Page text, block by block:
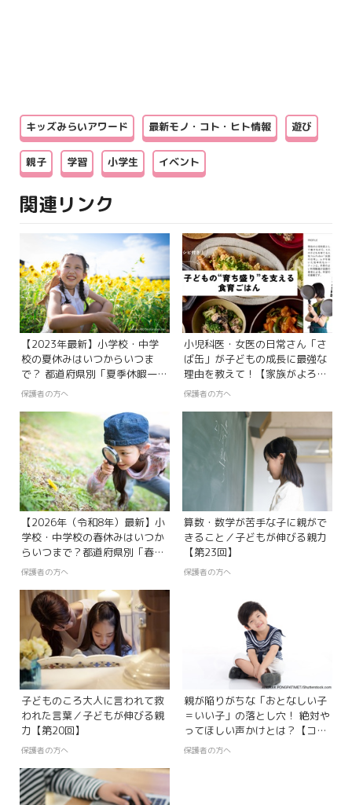
キッズみらいアワード 最新モノ・コト・ヒト情報 遊び
親子 学習 小学生 イベント
関連リンク
【2023年最新】小学校・中学
校の夏休みはいつからいつま
で？ 都道府県別「夏季休暇一
覧」
保護者の方へ
小児科医・女医の日常さん「さ
ば缶」が子どもの成長に最強な
理由を教えて！【家族がよろこ
ぶレシピ付き】
保護者の方へ
【2026年（令和8年）最新】小
学校・中学校の春休みはいつか
らいつまで？都道府県別「春季
休暇一覧」
保護者の方へ
算数・数学が苦手な子に親がで
きること／子どもが伸びる親力
【第23回】
保護者の方へ
子どものころ大人に言われて救
われた言葉／子どもが伸びる親
力【第20回】
保護者の方へ
親が陥りがちな「おとなしい子
＝いい子」の落とし穴！ 絶対や
ってほしい声かけとは？【コソ
ダテのヒント】
保護者の方へ